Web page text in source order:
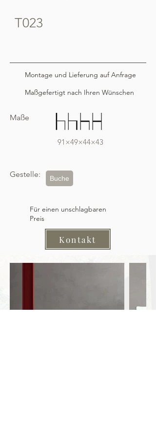
T023
Montage und Lieferung auf Anfrage
Maßgefertigt nach Ihren Wünschen
Maße
91×49×44×43
Gestelle: Buche
Für einen unschlagbaren
Preis
Kontakt